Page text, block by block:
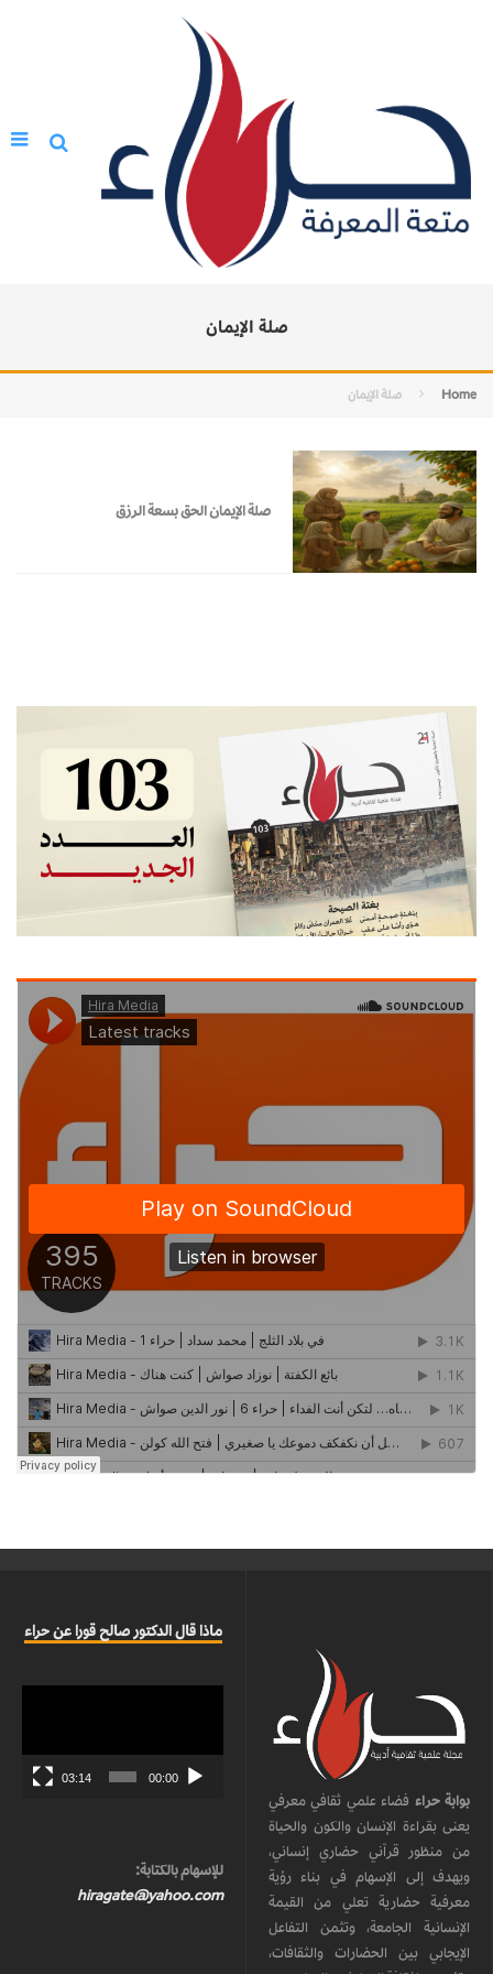
صلة الإيمان
Home صلة الإيمان
صلة الإيمان الحق بسعة الرزق
بوابة حراء فضاء علمي ثقافي معرفي
يعنى بقراءة الإنسان والكون والحياة
من منظور قرآني حضاري إنساني،
ويهدف إلى الإسهام في بناء رؤية
معرفية حضارية تعلي من القيمة
الإنسانية الجامعة، وتثمن التفاعل
الإيجابي بين الحضارات والثقافات،
ماذا قال الدكتور صالح قورا عن حراء
00:00
03:14
للإسهام بالكتابة:
hiragate@yahoo.com